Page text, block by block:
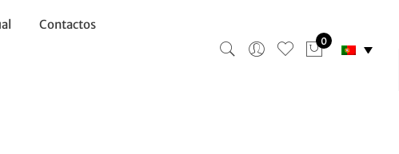
Contactos
0